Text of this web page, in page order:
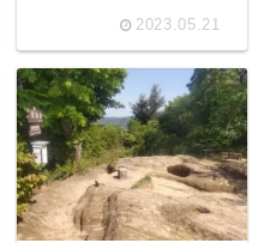
2023.05.21